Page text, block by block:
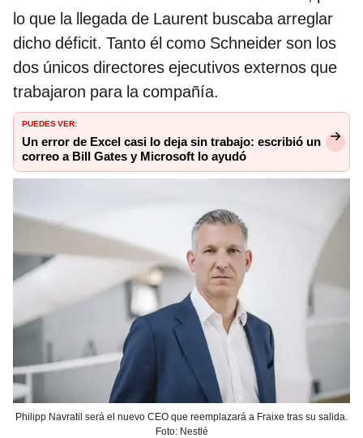
lo que la llegada de Laurent buscaba arreglar
dicho déficit. Tanto él como Schneider son los
dos únicos directores ejecutivos externos que
trabajaron para la compañía.
PUEDES VER:
Un error de Excel casi lo deja sin trabajo: escribió un
correo a Bill Gates y Microsoft lo ayudó
Philipp Navratil será el nuevo CEO que reemplazará a Fraixe tras su salida.
Foto: Nestlé